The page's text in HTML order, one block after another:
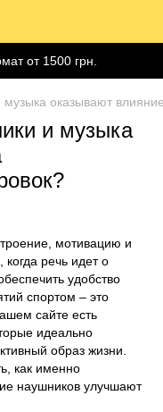
от 1500 грн.
оказывают
и музыка
мотивацию и
когда речь идет о
удобство
спортом – это
сайте есть
идеально
образ жизни.
как именно
наушников улучшают